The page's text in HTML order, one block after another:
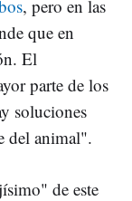
, pero en las
que en
El
parte de los
soluciones
del animal".
de este